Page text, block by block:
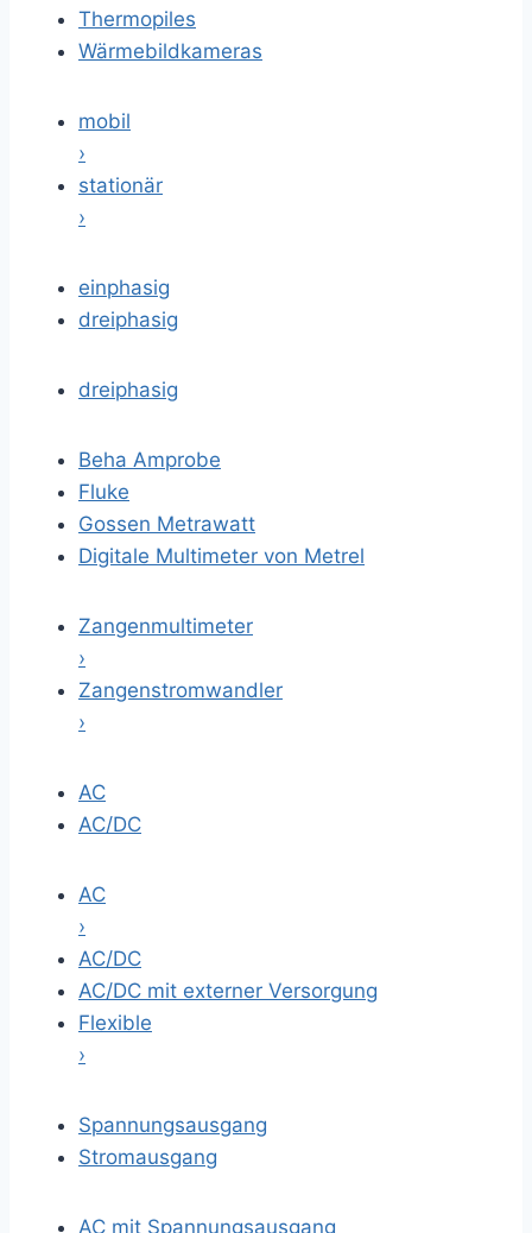
Thermopiles
Wärmebildkameras
mobil
›
stationär
›
einphasig
dreiphasig
dreiphasig
Beha Amprobe
Fluke
Gossen Metrawatt
Digitale Multimeter von Metrel
Zangenmultimeter
›
Zangenstromwandler
›
AC
AC/DC
AC
›
AC/DC
AC/DC mit externer Versorgung
Flexible
›
Spannungsausgang
Stromausgang
AC mit Spannungsausgang